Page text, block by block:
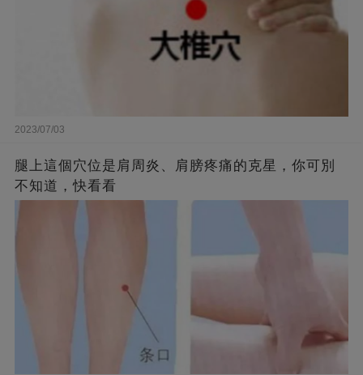
2023/07/03
腿上這個穴位是肩周炎、肩膀疼痛的克星，你可別
不知道，快看看